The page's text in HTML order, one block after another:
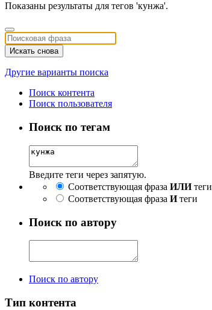
Показаны результаты для тегов 'кунжа'.
Искать снова
Другие варианты поиска
Поиск контента
Поиск пользователя
Поиск по тегам
Введите теги через запятую.
Соответствующая фраза ИЛИтеги
Соответствующая фраза Итеги
Поиск по автору
Поиск по автору
Тип контента